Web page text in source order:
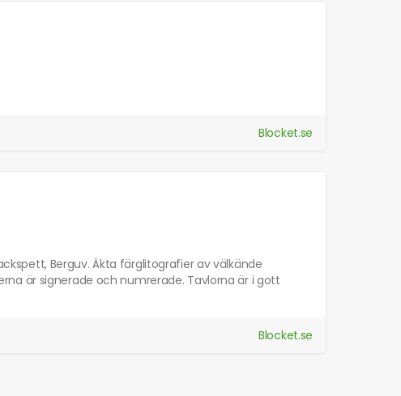
Blocket.se
Berguv. Äkta färglitografier av välkände
är signerade och numrerade. Tavlorna är i gott
Blocket.se